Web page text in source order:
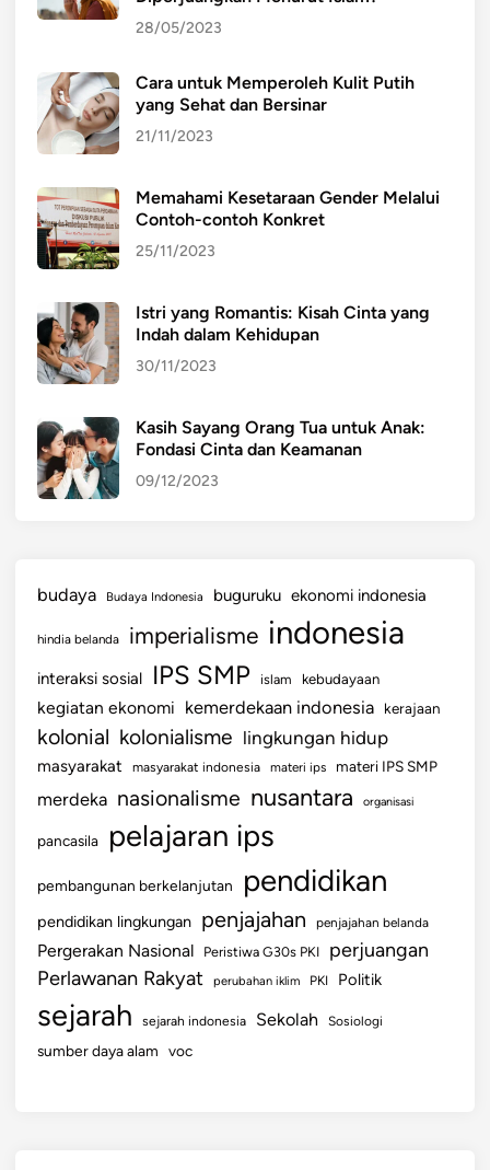
28/05/2023
Cara untuk Memperoleh Kulit Putih
yang Sehat dan Bersinar
21/11/2023
Memahami Kesetaraan Gender Melalui
Contoh-contoh Konkret
25/11/2023
Istri yang Romantis: Kisah Cinta yang
Indah dalam Kehidupan
30/11/2023
Kasih Sayang Orang Tua untuk Anak:
Fondasi Cinta dan Keamanan
09/12/2023
budaya Budaya Indonesia buguruku ekonomi indonesia
hindia belanda imperialisme indonesia
interaksi sosial IPS SMP islam kebudayaan
kegiatan ekonomi kemerdekaan indonesia kerajaan
kolonial kolonialisme lingkungan hidup
masyarakat masyarakat indonesia materi ips materi IPS SMP
merdeka nasionalisme nusantara organisasi
pancasila pelajaran ips
pembangunan berkelanjutan pendidikan
pendidikan lingkungan penjajahan penjajahan belanda
Pergerakan Nasional Peristiwa G30s PKI perjuangan
Perlawanan Rakyat perubahan iklim PKI Politik
sejarah sejarah indonesia Sekolah Sosiologi
sumber daya alam voc